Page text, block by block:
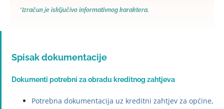
*Izračun je isključivo informativnog karaktera.
Spisak dokumentacije
Dokumenti potrebni za obradu kreditnog zahtjeva
Potrebna dokumentacija uz kreditni zahtjev za općine,